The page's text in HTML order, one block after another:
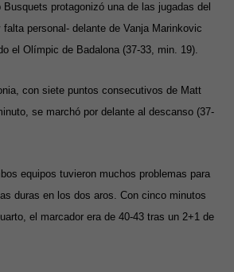
protagonizó una de las jugadas del
personal- delante de Vanja Marinkovic
el Olímpic de Badalona (37-33, min. 19).
con siete puntos consecutivos de Matt
se marchó por delante al descanso (37-
equipos tuvieron muchos problemas para
duras en los dos aros. Con cinco minutos
el marcador era de 40-43 tras un 2+1 de